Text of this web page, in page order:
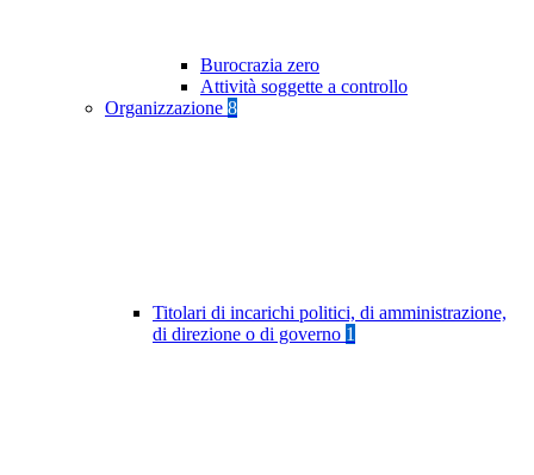
Burocrazia zero
Attività soggette a controllo
Organizzazione 8
Titolari di incarichi politici, di amministrazione,
di direzione o di governo 1